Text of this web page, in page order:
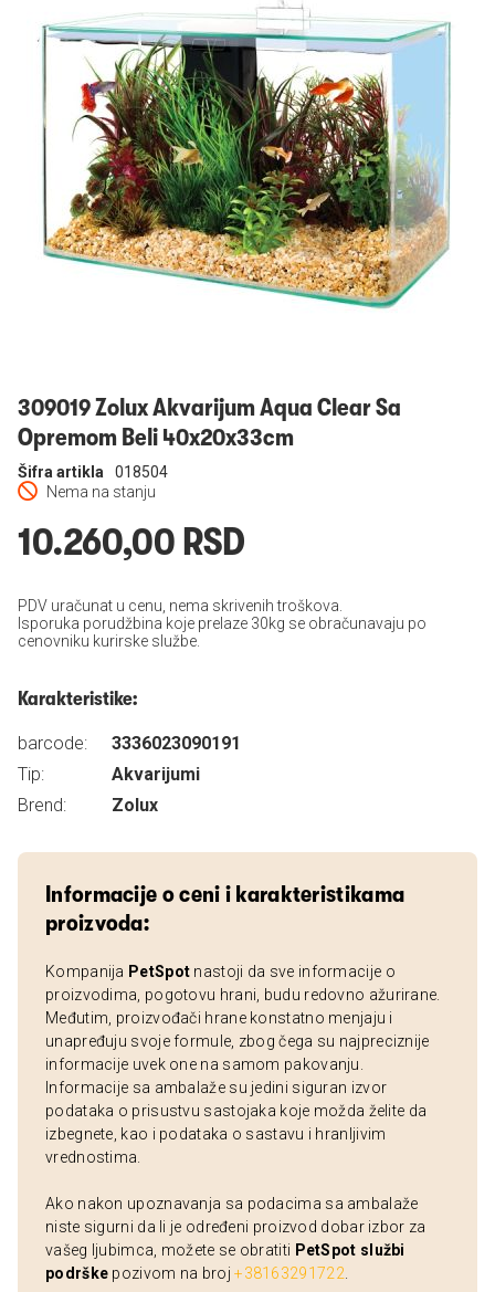
Prijavi se
309019 Zolux Akvarijum Aqua Clear Sa
Opremom Beli 40x20x33cm
Nema na stanju
Šifra artikla 018504
10.260,00 RSD
PDV uračunat u cenu, nema skrivenih troškova.
Isporuka porudžbina koje prelaze 30kg se obračunavaju po
cenovniku kurirske službe.
Karakteristike:
barcode:
3336023090191
Tip:
Akvarijumi
Brend:
Zolux
Informacije o ceni i karakteristikama
proizvoda:
Kompanija PetSpot nastoji da sve informacije o
proizvodima, pogotovu hrani, budu redovno ažurirane.
Međutim, proizvođači hrane konstatno menjaju i
unapređuju svoje formule, zbog čega su najpreciznije
informacije uvek one na samom pakovanju.
Informacije sa ambalaže su jedini siguran izvor
podataka o prisustvu sastojaka koje možda želite da
izbegnete, kao i podataka o sastavu i hranljivim
vrednostima.
Ako nakon upoznavanja sa podacima sa ambalaže
niste sigurni da li je određeni proizvod dobar izbor za
vašeg ljubimca, možete se obratiti PetSpot službi
podrške pozivom na broj+38163291722